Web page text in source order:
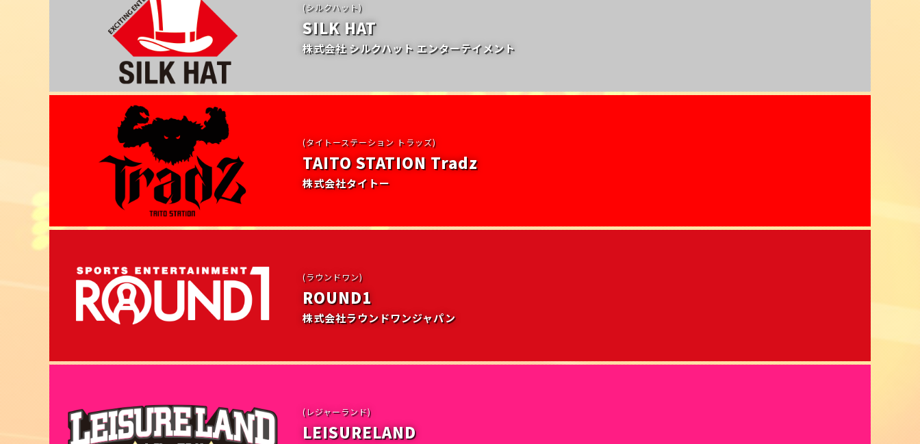
(シルクハット)
SILK HAT
株式会社 シルクハット エンターテイメント
(タイトーステーション トラッズ)
TAITO STATION Tradz
株式会社タイトー
(ラウンドワン)
ROUND1
株式会社ラウンドワンジャパン
(レジャーランド)
LEISURELAND